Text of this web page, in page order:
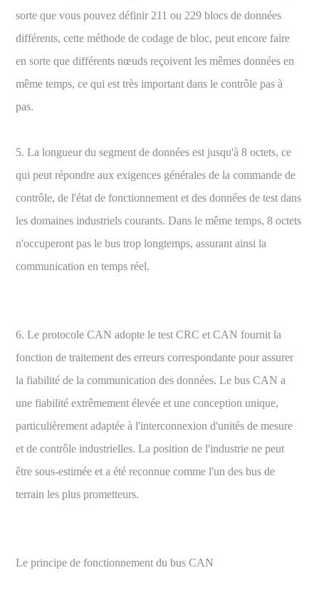
sorte que vous pouvez définir 211 ou 229 blocs de données
différents, cette méthode de codage de bloc, peut encore faire
en sorte que différents nœuds reçoivent les mêmes données en
même temps, ce qui est très important dans le contrôle pas à
pas.
5. La longueur du segment de données est jusqu'à 8 octets, ce
qui peut répondre aux exigences générales de la commande de
contrôle, de l'état de fonctionnement et des données de test dans
les domaines industriels courants. Dans le même temps, 8 octets
n'occuperont pas le bus trop longtemps, assurant ainsi la
communication en temps réel.
6. Le protocole CAN adopte le test CRC et CAN fournit la
fonction de traitement des erreurs correspondante pour assurer
la fiabilité de la communication des données. Le bus CAN a
une fiabilité extrêmement élevée et une conception unique,
particulièrement adaptée à l'interconnexion d'unités de mesure
et de contrôle industrielles. La position de l'industrie ne peut
être sous-estimée et a été reconnue comme l'un des bus de
terrain les plus prometteurs.
Le principe de fonctionnement du bus CAN